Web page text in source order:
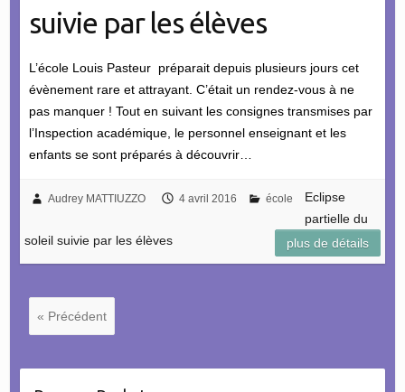
suivie par les élèves
L’école Louis Pasteur préparait depuis plusieurs jours cet
évènement rare et attrayant. C’était un rendez-vous à ne
pas manquer ! Tout en suivant les consignes transmises par
l’Inspection académique, le personnel enseignant et les
enfants se sont préparés à découvrir…
Audrey MATTIUZZO 4 avril 2016 école
Eclipse
partielle du
soleil suivie par les élèves
plus de détails
« Précédent